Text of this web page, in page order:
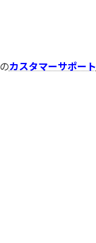
カスタマーサポート